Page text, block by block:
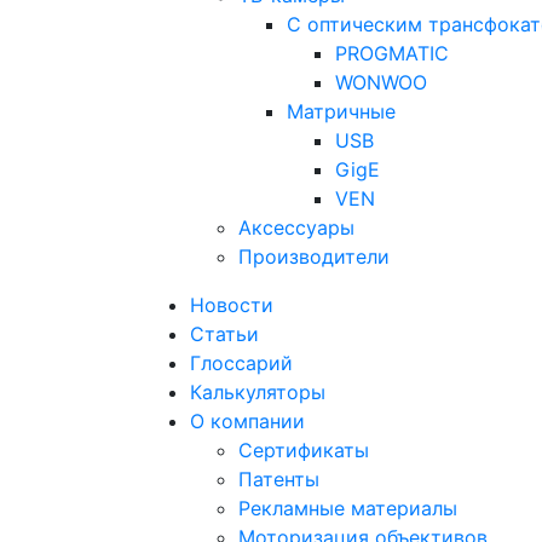
С оптическим
PROGMATIC
WONWOO
Матричные
USB
GigE
VEN
Аксессуары
Производители
Новости
Статьи
Глоссарий
Калькуляторы
О компании
Сертификаты
Патенты
Рекламные материалы
Моторизация объективов